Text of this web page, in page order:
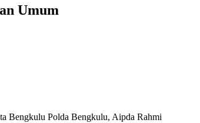
Umum
Bengkulu Polda Bengkulu, Aipda Rahmi